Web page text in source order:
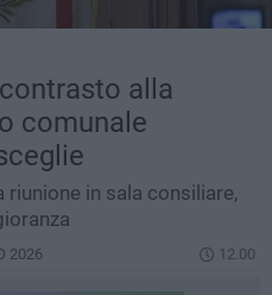
alla
comunale
in sala consiliare,
2026 12.00